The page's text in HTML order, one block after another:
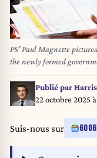
PS' Paul Magnette
the newly formed
federal parliament in
from the five parties that
Engages, Vooruit and
Publié par
22 octobre 2025
Suis-nous sur